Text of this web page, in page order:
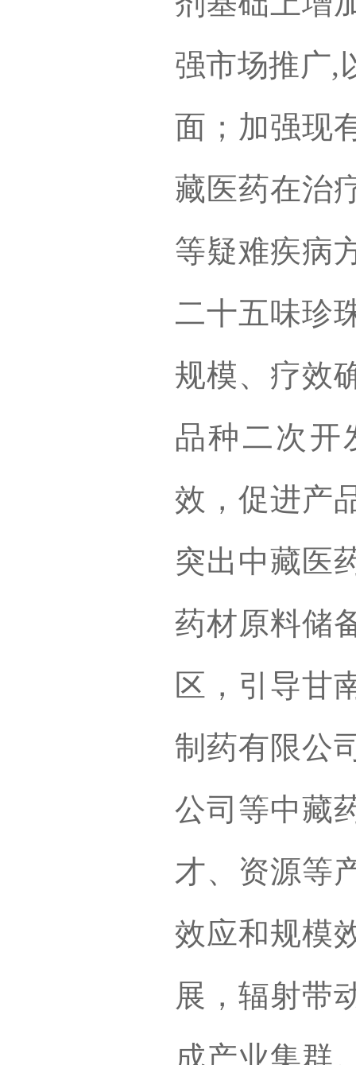
强市场推广,
面；加强现
藏医药在治
等疑难疾病
二十五味珍
规模、疗效
品种二次开
效，促进产
突出中藏医
药材原料储
区，引导甘
制药有限公
公司等中藏
才、资源等
效应和规模
展，辐射带
成产业集群